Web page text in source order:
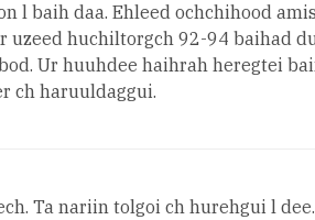
l baih daa. Ehleed ochchihood
huchiltorgch 92-94 baihad
Ur huuhdee haihrah heregtei
ch haruuldaggui.
Ta nariin tolgoi ch hurehgui l